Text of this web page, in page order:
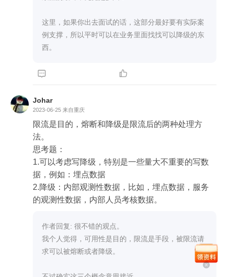
发生数据不一致留有预案
2. 多个数据源异步写
他数据源异步；（2）全部数据源都是异步写
要保证同步的数据源写即可，异步的都降级掉没有
问题，如果同步写的服务要关停了，那就可以考虑
熔断了
对于子场景（2），说明数据的重要程度和一致性不
高，降级为异步写一个数据源没有问题
这里，如果你出去面试的话，这部分最好要有实际案
例支撑，所以平时可以在业务里面找找可以降级的东
西。
 
Johar
2023-06-25 来自重庆
限流是目的，熔断和降级是限流后的两种处理方
法。
思考题：
1.可以考虑写降级，特别是一些量大不重要的写数
据，例如：埋点数据
2.降级：内部观测性数据，比如，埋点数据，服务
的观测性数据，内部人员考核数据。
作者回复: 很不错的观点。
我个人觉得，可用性是目的，限流是手段，被限流请
求可以被熔断或者降级。